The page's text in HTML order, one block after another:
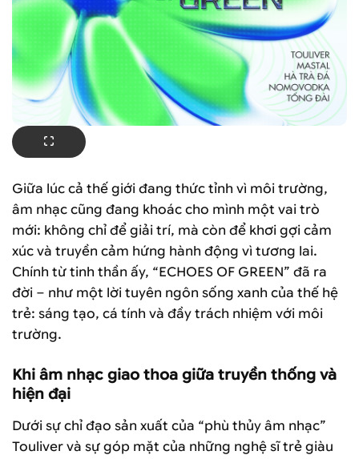
Giữa lúc cả thế giới đang thức tỉnh vì môi trường,
âm nhạc cũng đang khoác cho mình một vai trò
mới: không chỉ để giải trí, mà còn để khơi gợi cảm
xúc và truyền cảm hứng hành động vì tương lai.
Chính từ tinh thần ấy, “ECHOES OF GREEN” đã ra
đời – như một lời tuyên ngôn sống xanh của thế hệ
trẻ: sáng tạo, cá tính và đầy trách nhiệm với môi
trường.
Khi âm nhạc giao thoa giữa truyền thống và
hiện đại
Dưới sự chỉ đạo sản xuất của “phù thủy âm nhạc”
Touliver và sự góp mặt của những nghệ sĩ trẻ giàu